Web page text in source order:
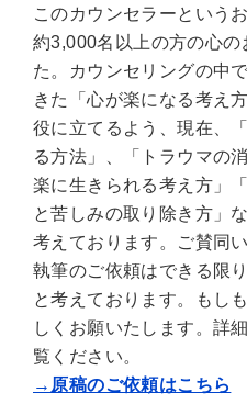
このカウンセラーという
約3,000名以上の方の心
た。カウンセリングの中
きた「心が楽になる考え
役に立てるよう、現在、
る方法」、「トラウマの
楽に生きられる考え方」
と苦しみの取り除き方」
考えております。ご賛同
執筆のご依頼はできる限
と考えております。もし
しくお願いたします。詳
覧ください。
→原稿のご依頼はこちら